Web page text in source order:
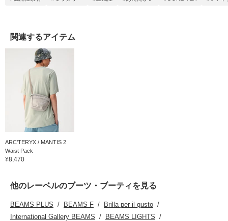
関連するアイテム
ARC’TERYX / MANTIS 2
Waist Pack
¥8,470
他のレーベルのブーツ・ブーティを見る
BEAMS PLUS BEAMS F
Brilla per il gusto
International Gallery BEAMS
BEAMS LIGHTS